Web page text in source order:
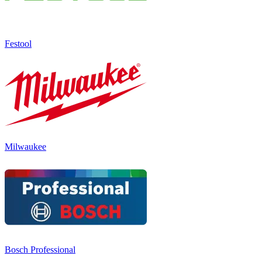
Festool
Milwaukee
Bosch Professional